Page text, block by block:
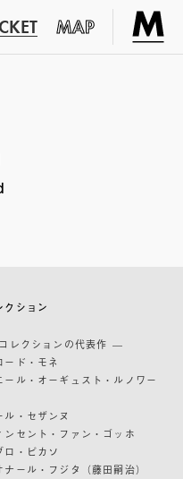
MAP
クション
レクションの代表作 —
ード・モネ
ール・オーギュスト・ルノワー
ル・セザンヌ
ンセント・ファン・ゴッホ
ロ・ピカソ
ナール・フジタ（藤田嗣治）